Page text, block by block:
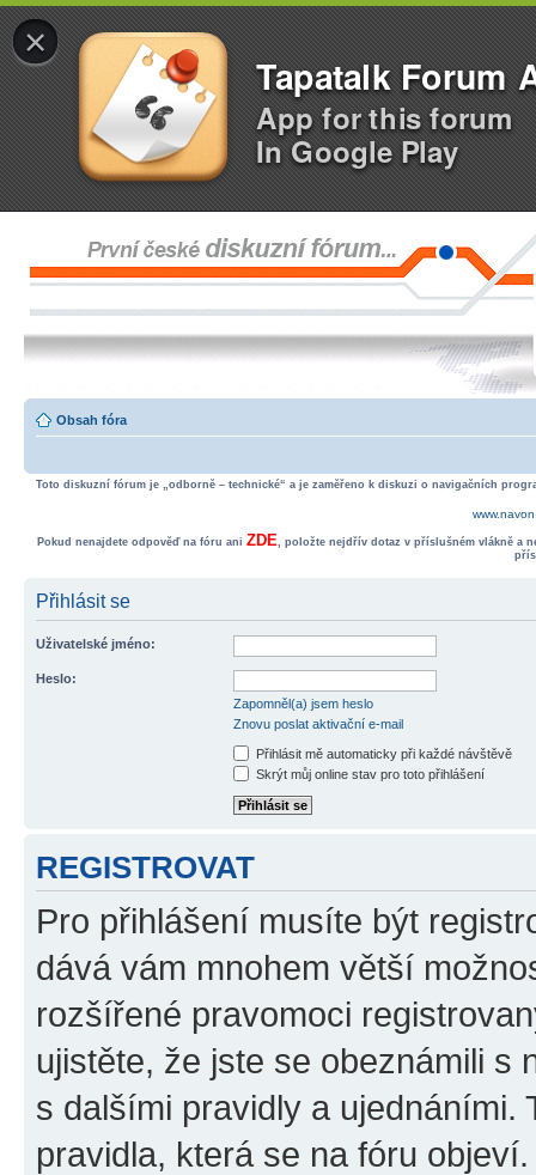
×
Tapatalk Forum
App for this forum
In Google Play
Obsah fóra
Toto diskuzní fórum je „odborně – technické“ a je zaměřeno k diskuzi o navigačních
Pokud nenajdete odpověď na fóru ani ZDE, položte nejdřív dotaz v příslušném vlákně a
Přihlásit se
Uživatelské jméno:
Heslo:
Zapomněl(a) jsem heslo
Znovu poslat aktivační e-mail
Přihlásit mě automaticky při každé návštěvě
Skrýt můj online stav pro toto přihlášení
REGISTROVAT
Pro přihlášení musíte být
dává vám mnohem větší
rozšířené pravomoci
ujistěte, že jste se obeznámili s
s dalšími pravidly a ujednáními.
pravidla, která se na fóru objeví.